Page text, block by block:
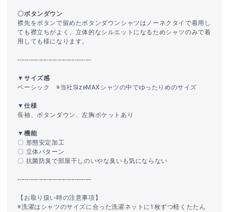
〇ボタンダウン
襟先をボタンで留めたボタンダウンシャツはノーネクタイで着用し
ても襟立ちがよく、立体的なシルエットになるためシャツのみで着
用しても様になります。
----------------------------------------
▼サイズ感
ベーシック ※当社SizeMAXシャツの中でゆったりめのサイズ
▼仕様
長袖、ボタンダウン、左胸ポケットあり
▼機能
〇 形態安定加工
〇 立体パターン
〇 抗菌防臭で部屋干しのいやな臭いも気にならない
----------------------------------------
【お取り扱い時の注意事項】
※洗濯はシャツのサイズに合った洗濯ネットに1枚ずつ軽くたたん